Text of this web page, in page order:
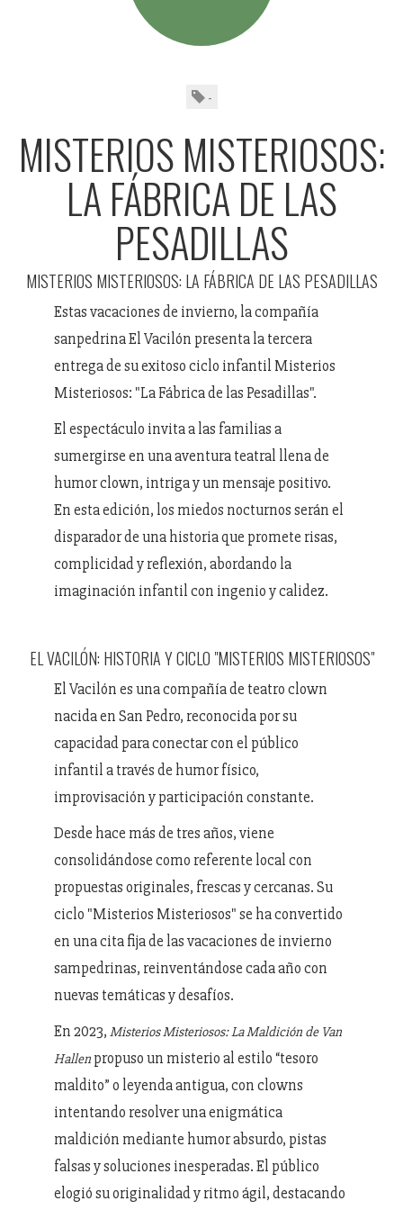
-
MISTERIOS MISTERIOSOS:
LA FÁBRICA DE LAS
PESADILLAS
MISTERIOS MISTERIOSOS: LA FÁBRICA DE LAS PESADILLAS
Estas vacaciones de invierno, la compañía
sanpedrina El Vacilón presenta la tercera
entrega de su exitoso ciclo infantil Misterios
Misteriosos: "La Fábrica de las Pesadillas".
El espectáculo invita a las familias a
sumergirse en una aventura teatral llena de
humor clown, intriga y un mensaje positivo.
En esta edición, los miedos nocturnos serán el
disparador de una historia que promete risas,
complicidad y reflexión, abordando la
imaginación infantil con ingenio y calidez.
EL VACILÓN: HISTORIA Y CICLO "MISTERIOS MISTERIOSOS"
El Vacilón es una compañía de teatro clown
nacida en San Pedro, reconocida por su
capacidad para conectar con el público
infantil a través de humor físico,
improvisación y participación constante.
Desde hace más de tres años, viene
consolidándose como referente local con
propuestas originales, frescas y cercanas. Su
ciclo "Misterios Misteriosos" se ha convertido
en una cita fija de las vacaciones de invierno
sampedrinas, reinventándose cada año con
nuevas temáticas y desafíos.
En 2023, Misterios Misteriosos: La Maldición de Van
Hallen propuso un misterio al estilo “tesoro
maldito” o leyenda antigua, con clowns
intentando resolver una enigmática
maldición mediante humor absurdo, pistas
falsas y soluciones inesperadas. El público
elogió su originalidad y ritmo ágil, destacando